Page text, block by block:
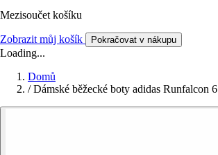
Mezisoučet košíku
Zobrazit můj košík Pokračovat v nákupu
Loading...
Domů
/ Dámské běžecké boty adidas Runfalcon 6